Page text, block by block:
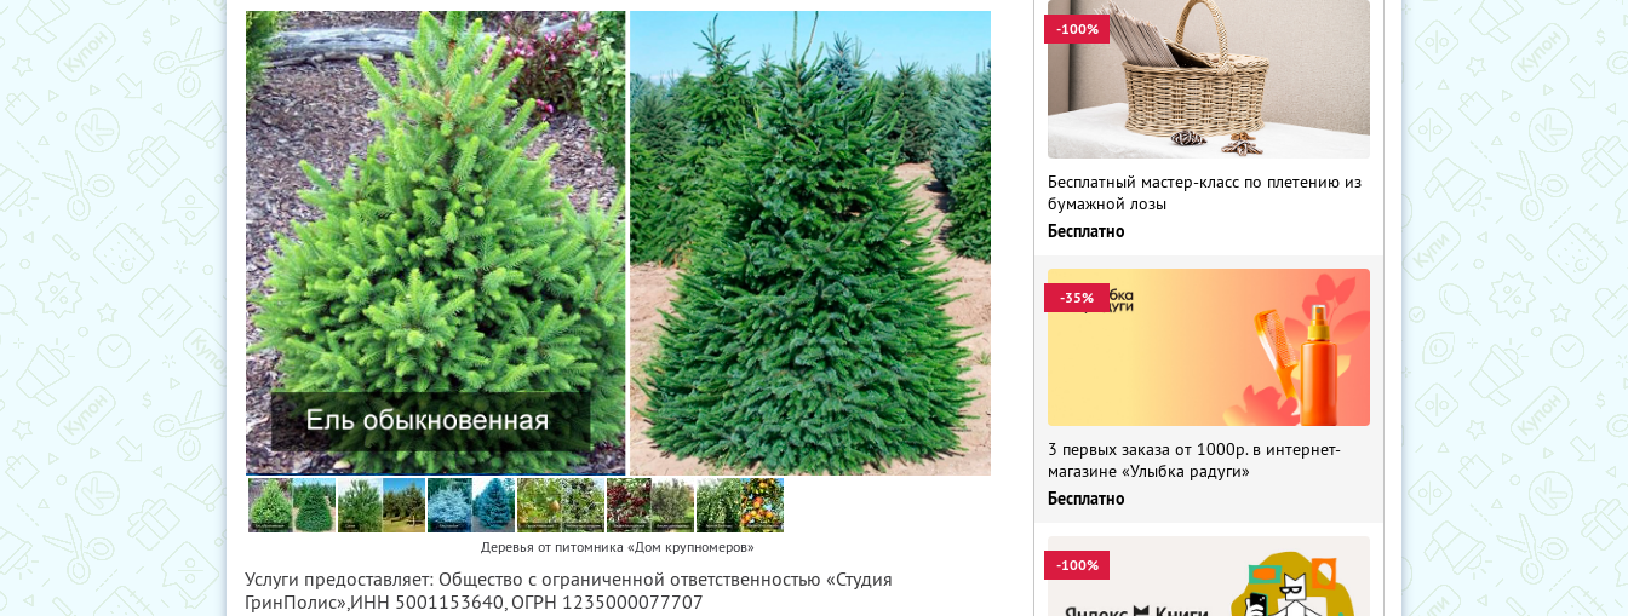
Деревья от питомника «Дом крупномеров»
Услуги предоставляет: Общество с ограниченной ответственностью «Студия
ГринПолис»,ИНН 5001153640, ОГРН 1235000077707
-100%
Бесплатный мастер-класс по плетению из
бумажной лозы
Бесплатно
-35%
3 первых заказа от 1000р. в интернет-
магазине «Улыбка радуги»
Бесплатно
-100%